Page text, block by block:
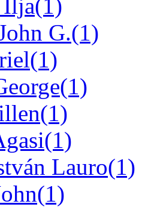
Ilja(1)
G.(1)
(1)
(1)
(1)
(1)
Lauro(1)
(1)